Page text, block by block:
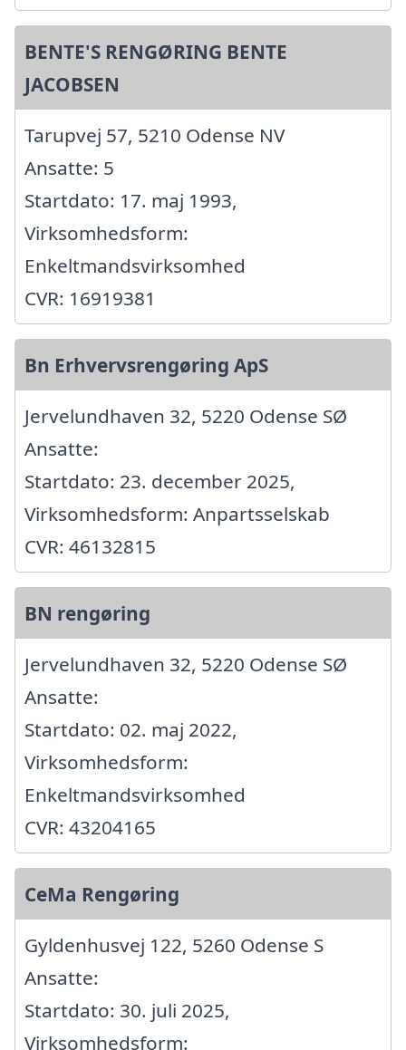
BENTE'S RENGØRING BENTE
JACOBSEN
Tarupvej 57, 5210 Odense NV
Ansatte: 5
Startdato: 17. maj 1993,
Virksomhedsform:
Enkeltmandsvirksomhed
CVR: 16919381
Bn Erhvervsrengøring ApS
Jervelundhaven 32, 5220 Odense SØ
Ansatte:
Startdato: 23. december 2025,
Virksomhedsform: Anpartsselskab
CVR: 46132815
BN rengøring
Jervelundhaven 32, 5220 Odense SØ
Ansatte:
Startdato: 02. maj 2022,
Virksomhedsform:
Enkeltmandsvirksomhed
CVR: 43204165
CeMa Rengøring
Gyldenhusvej 122, 5260 Odense S
Ansatte:
Startdato: 30. juli 2025,
Virksomhedsform: